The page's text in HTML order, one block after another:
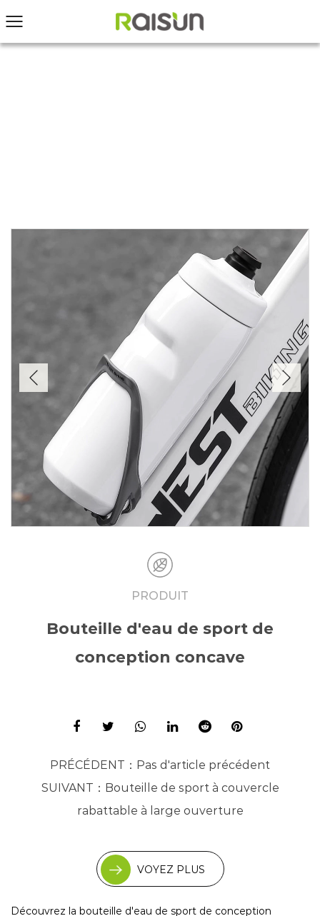
PRODUIT
Bouteille d'eau de sport de
conception concave
PRÉCÉDENT： Pas d'article précédent
SUIVANT： Bouteille de sport à couvercle
rabattable à large ouverture
VOYEZ PLUS
Découvrez la bouteille d'eau de sport de conception